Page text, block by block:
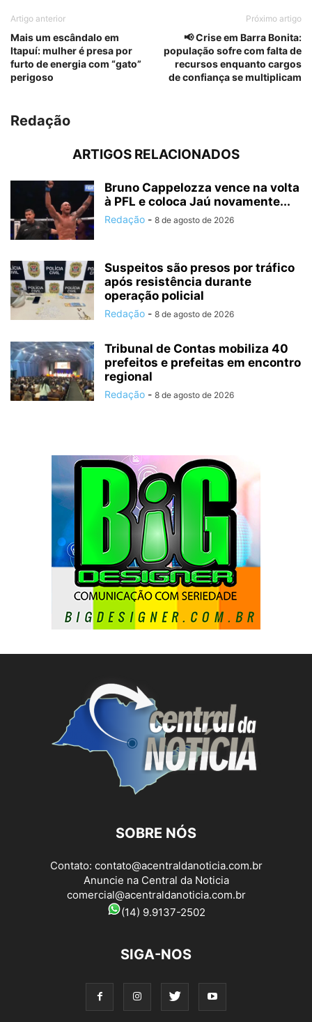
Artigo anterior
Mais um escândalo em
Itapuí: mulher é presa por
furto de energia com “gato”
perigoso
Próximo artigo
📢 Crise em Barra Bonita:
população sofre com falta de
recursos enquanto cargos
de confiança se multiplicam
Redação
ARTIGOS RELACIONADOS
Bruno Cappelozza vence na volta
à PFL e coloca Jaú novamente...
Redação - 8 de agosto de 2026
Suspeitos são presos por tráfico
após resistência durante
operação policial
Redação - 8 de agosto de 2026
Tribunal de Contas mobiliza 40
prefeitos e prefeitas em encontro
regional
Redação - 8 de agosto de 2026
SOBRE NÓS
Contato: contato@acentraldanoticia.com.br
Anuncie na Central da Noticia
comercial@acentraldanoticia.com.br
(14) 9.9137-2502
SIGA-NOS